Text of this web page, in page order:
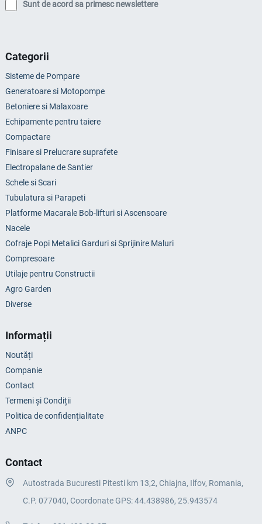
Sunt de acord sa primesc newslettere
Categorii
Sisteme de Pompare
Generatoare si Motopompe
Betoniere si Malaxoare
Echipamente pentru taiere
Compactare
Finisare si Prelucrare suprafete
Electropalane de Santier
Schele si Scari
Tubulatura si Parapeti
Platforme Macarale Bob-lifturi si Ascensoare
Nacele
Cofraje Popi Metalici Garduri si Sprijinire Maluri
Compresoare
Utilaje pentru Constructii
Agro Garden
Diverse
Informații
Noutăți
Companie
Contact
Termeni și Condiții
Politica de confidențialitate
ANPC
Contact
Autostrada Bucuresti Pitesti km 13,2, Chiajna, Ilfov, Romania,
C.P. 077040, Coordonate GPS: 44.438986, 25.943574